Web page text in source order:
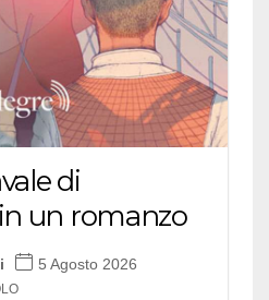
di
un romanzo
5 Agosto 2026